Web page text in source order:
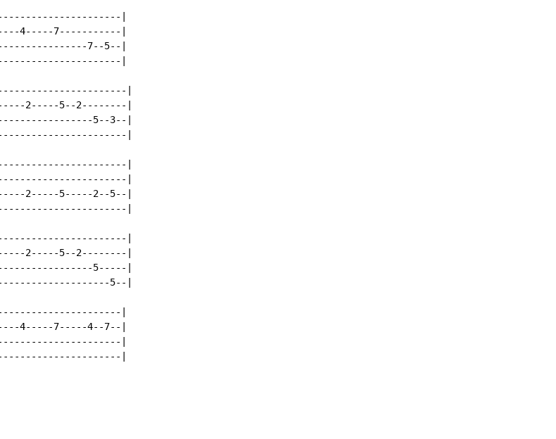
|
4-----7-----------|
7--5--|
|
|
2-----5--2--------|
5--3--|
|
|
|
2-----5-----2--5--|
|
|
2-----5--2--------|
5-----|
5--|
|
4-----7-----4--7--|
|
|